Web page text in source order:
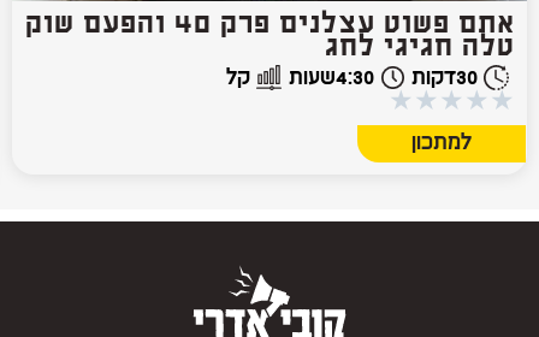
אתם פשוט עצלנים פרק 40 והפעם שוק
טלה חגיגי לחג
30דקות 4:30שעות קל
★
★
★
★
★
למתכון